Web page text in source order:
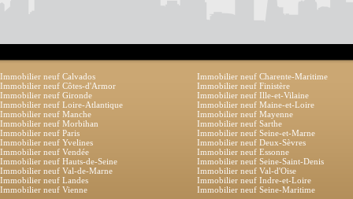
Immobilier neuf Calvados
Immobilier neuf Charente-Maritime
Immobilier neuf Côtes-d'Armor
Immobilier neuf Finistère
Immobilier neuf Gironde
Immobilier neuf Ille-et-Vilaine
Immobilier neuf Loire-Atlantique
Immobilier neuf Maine-et-Loire
Immobilier neuf Manche
Immobilier neuf Mayenne
Immobilier neuf Morbihan
Immobilier neuf Sarthe
Immobilier neuf Paris
Immobilier neuf Seine-et-Marne
Immobilier neuf Yvelines
Immobilier neuf Deux-Sèvres
Immobilier neuf Vendée
Immobilier neuf Essonne
Immobilier neuf Hauts-de-Seine
Immobilier neuf Seine-Saint-Denis
Immobilier neuf Val-de-Marne
Immobilier neuf Val-d'Oise
Immobilier neuf Landes
Immobilier neuf Indre-et-Loire
Immobilier neuf Vienne
Immobilier neuf Seine-Maritime